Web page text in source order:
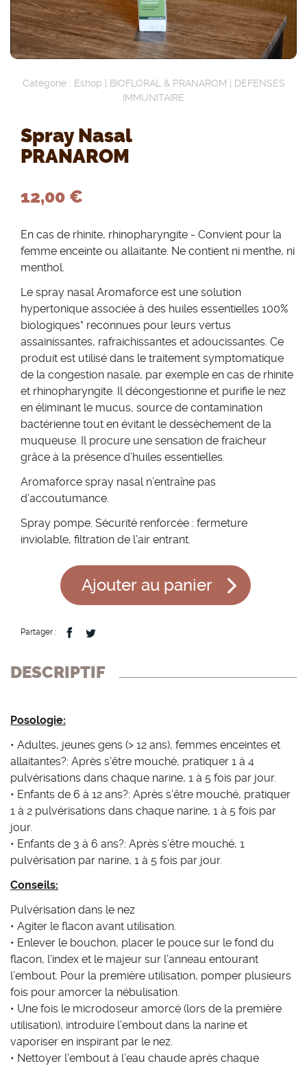
Catégorie : Eshop BIOFLORAL & PRANAROM
DEFENSES
IMMUNITAIRE
Spray Nasal
PRANAROM
12,00 €
En cas de rhinite, rhinopharyngite - Convient pour la
femme enceinte ou allaitante. Ne contient ni menthe, ni
menthol.
Le spray nasal Aromaforce est une solution
hypertonique associée à des huiles essentielles 100%
biologiques* reconnues pour leurs vertus
assainissantes, rafraichissantes et adoucissantes. Ce
produit est utilisé dans le traitement symptomatique
de la congestion nasale, par exemple en cas de rhinite
et rhinopharyngite. Il décongestionne et purifie le nez
en éliminant le mucus, source de contamination
bactérienne tout en évitant le dessèchement de la
muqueuse. Il procure une sensation de fraicheur
grâce à la présence d’huiles essentielles.
Aromaforce spray nasal n’entraîne pas
d’accoutumance.
Spray pompe. Sécurité renforcée : fermeture
inviolable, filtration de l’air entrant.
Ajouter au panier
Partager :
DESCRIPTIF
Posologie:
• Adultes, jeunes gens (> 12 ans), femmes enceintes et
allaitantes?: Après s’être mouché, pratiquer 1 à 4
pulvérisations dans chaque narine, 1 à 5 fois par jour.
• Enfants de 6 à 12 ans?: Après s’être mouché, pratiquer
1 à 2 pulvérisations dans chaque narine, 1 à 5 fois par
jour.
• Enfants de 3 à 6 ans?: Après s’être mouché, 1
pulvérisation par narine, 1 à 5 fois par jour.
Conseils:
Pulvérisation dans le nez
• Agiter le flacon avant utilisation.
• Enlever le bouchon, placer le pouce sur le fond du
flacon, l’index et le majeur sur l’anneau entourant
l’embout. Pour la première utilisation, pomper plusieurs
fois pour amorcer la nébulisation.
• Une fois le microdoseur amorcé (lors de la première
utilisation), introduire l’embout dans la narine et
vaporiser en inspirant par le nez.
• Nettoyer l’embout à l’eau chaude après chaque